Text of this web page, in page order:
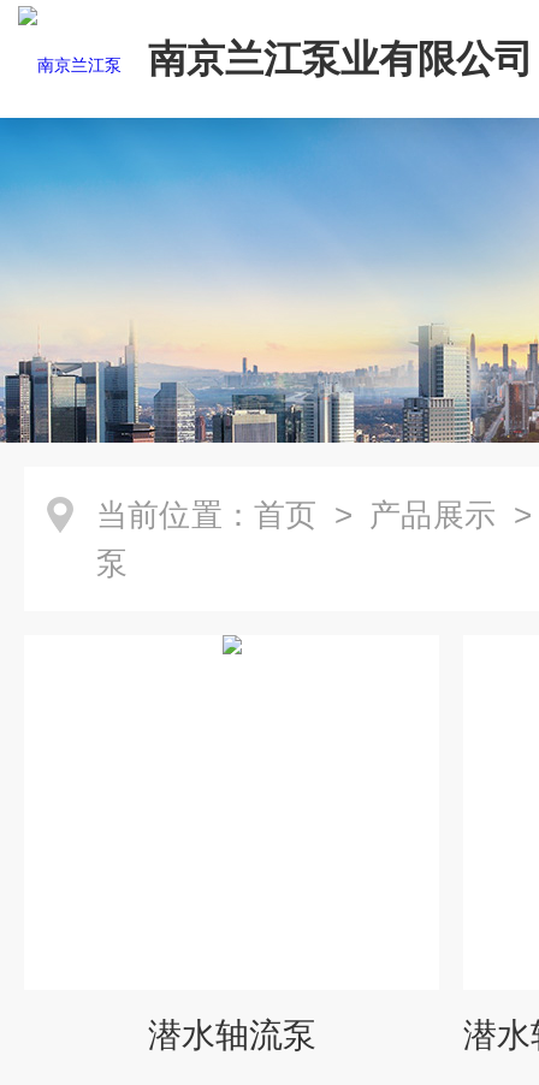
南京兰江泵业有限公司
当前位置： 首页 > 产品展示
泵
潜水轴流泵